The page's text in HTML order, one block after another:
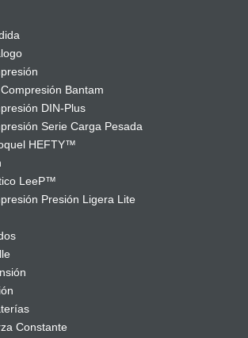
Bantam
DIN-Plus
Serie Carga Pesada
HEFTY™
LeeP™
Presión Ligera Lite
Constante